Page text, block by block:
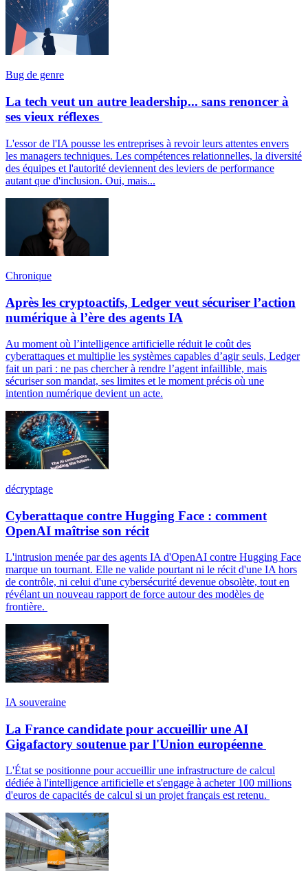
Bug de genre
La tech veut un autre leadership... sans renoncer à
ses vieux réflexes
L'essor de l'IA pousse les entreprises à revoir leurs attentes envers
les managers techniques. Les compétences relationnelles, la diversité
des équipes et l'autorité deviennent des leviers de performance
autant que d'inclusion. Oui, mais...
Chronique
Après les cryptoactifs, Ledger veut sécuriser l’action
numérique à l’ère des agents IA
Au moment où l’intelligence artificielle réduit le coût des
cyberattaques et multiplie les systèmes capables d’agir seuls, Ledger
fait un pari : ne pas chercher à rendre l’agent infaillible, mais
sécuriser son mandat, ses limites et le moment précis où une
intention numérique devient un acte.
décryptage
Cyberattaque contre Hugging Face : comment
OpenAI maîtrise son récit
L'intrusion menée par des agents IA d'OpenAI contre Hugging Face
marque un tournant. Elle ne valide pourtant ni le récit d'une IA hors
de contrôle, ni celui d'une cybersécurité devenue obsolète, tout en
révélant un nouveau rapport de force autour des modèles de
frontière.
IA souveraine
La France candidate pour accueillir une AI
Gigafactory soutenue par l'Union européenne
L'État se positionne pour accueillir une infrastructure de calcul
dédiée à l'intelligence artificielle et s'engage à acheter 100 millions
d'euros de capacités de calcul si un projet français est retenu.